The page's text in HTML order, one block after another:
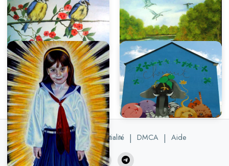
Politique de confidentialité | DMCA | Aide